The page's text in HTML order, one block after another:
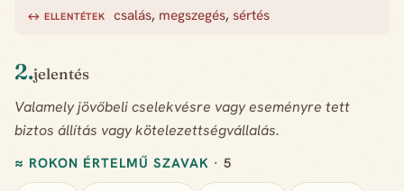
↔ ELLENTÉTEK csalás, megszegés,sértés
2.jelentés
Valamely jövőbeli cselekvésre vagy eseményre tett
biztos állítás vagy kötelezettségvállalás.
≈ ROKON ÉRTELMŰ SZAVAK · 5